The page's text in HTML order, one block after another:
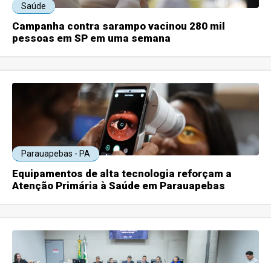
Saúde
Campanha contra sarampo vacinou 280 mil
pessoas em SP em uma semana
Parauapebas - PA
Equipamentos de alta tecnologia reforçam a
Atenção Primária à Saúde em Parauapebas